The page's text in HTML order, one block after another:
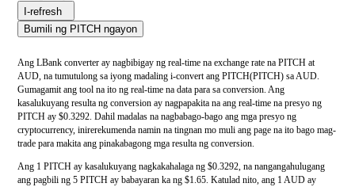
I-refresh
Bumili ng PITCH ngayon
Ang LBank converter ay nagbibigay ng real-time na exchange rate na PITCH at
AUD, na tumutulong sa iyong madaling i-convert ang PITCH(PITCH) sa AUD.
Gumagamit ang tool na ito ng real-time na data para sa conversion. Ang
kasalukuyang resulta ng conversion ay nagpapakita na ang real-time na presyo ng
PITCH ay $0.3292. Dahil madalas na nagbabago-bago ang mga presyo ng
cryptocurrency, inirerekumenda namin na tingnan mo muli ang page na ito bago mag-
trade para makita ang pinakabagong mga resulta ng conversion.
Ang 1 PITCH ay kasalukuyang nagkakahalaga ng $0.3292, na nangangahulugang
ang pagbili ng 5 PITCH ay babayaran ka ng $1.65. Katulad nito, ang 1 AUD ay